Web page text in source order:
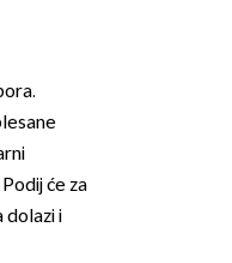
će za
dolazi i